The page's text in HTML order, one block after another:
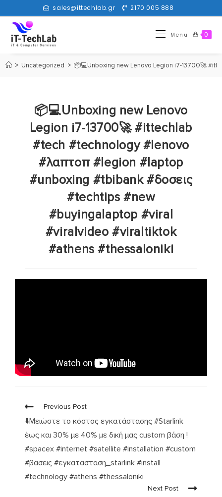
sales@ittechlab.gr 2170 005 888
0
Menu
> Uncategorized > 📦💻Unboxing new Lenovo Legion i7-13700🚀
📦💻Unboxing new Lenovo
Legion i7-13700🚀 #ittechlab
#tech #technology #lenovo
#λαπτοπ #legion #laptop
#unboxing #tbibank #δοσεις
#techtips #new
#buyingalaptop #viral
#viralvideo #viraltiktok
#athens #thessaloniki
Previous Post
⬇️Μειώστε το κόστος εγκατάστασης #Starlink
έως και 30% με 40% με δική μας custom βάση !
#spacex #internet #satellite #installation #custom
#βασεις #εγκατασταση_starlink #install
#technology #athens #thessaloniki
Next Post